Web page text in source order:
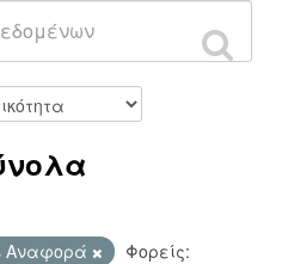
Αναφορά
Φορείς: